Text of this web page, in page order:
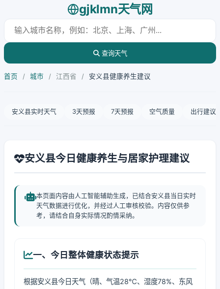
gjklmn天气网
查询天气
首页 / 城市 / 江西省 / 安义县健康养生建议
安义县实时天气 3天预报 7天预报 空气质量 出行建议
安义县今日健康养生与居家护理建议
本页面内容由人工智能辅助生成，已结合安义县当日实时
天气数据进行优化，并经过人工审核校验。内容仅供参
考，请结合自身实际情况酌情采纳。
一、今日整体健康状态提示
根据安义县今日天气（晴、气温28℃、湿度78%、东风